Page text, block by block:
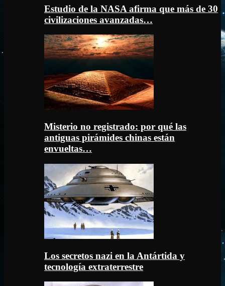
Estudio de la NASA afirma que más de 30
civilizaciones avanzadas…
Misterio no registrado: por qué las
antiguas pirámides chinas están
envueltas…
Los secretos nazi en la Antártida y
tecnología extraterrestre